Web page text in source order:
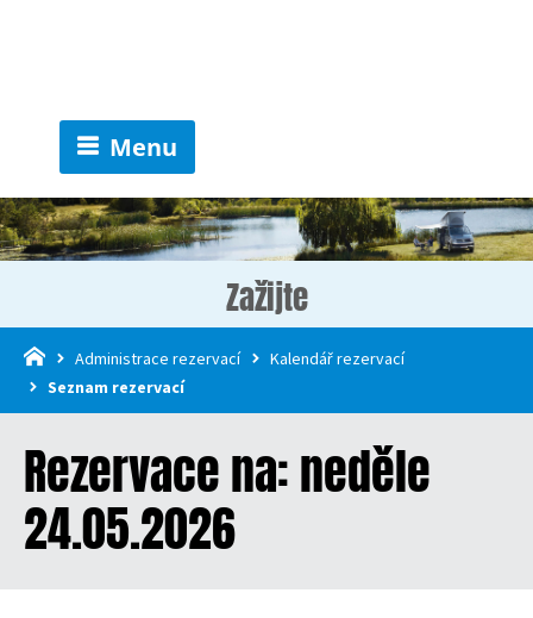
Menu
Zažijte
Administrace rezervací
Kalendář rezervací
Seznam rezervací
Rezervace na: neděle
24.05.2026